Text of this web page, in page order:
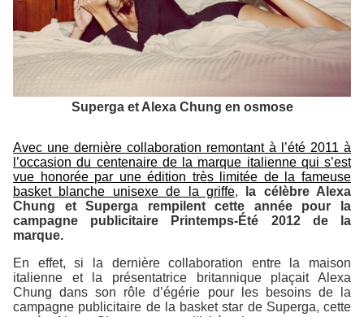
Superga et Alexa Chung en osmose
Avec une dernière collaboration remontant à l’été 2011 à
l’occasion du centenaire de la marque italienne qui s’est
vue honorée par une édition très limitée de la fameuse
basket blanche unisexe de la griffe,
la célèbre Alexa
Chung et Superga rempilent cette année pour la
campagne publicitaire Printemps-Été 2012 de la
marque.
En effet, si la dernière collaboration entre la maison
italienne et la présentatrice britannique plaçait Alexa
Chung dans son rôle d’égérie pour les besoins de la
campagne publicitaire de la basket star de Superga, cette